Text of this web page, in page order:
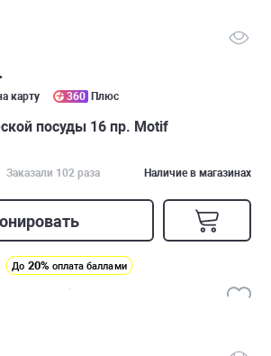
карту 360 Плюс
посуды 16 пр. Motif
Заказали 102 раза Наличие в магазинах
До 20% оплата баллами